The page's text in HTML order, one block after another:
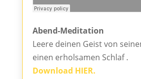
Abend-Meditation
Leere deinen Geist von
einen erholsamen Schlaf .
Download HIER.